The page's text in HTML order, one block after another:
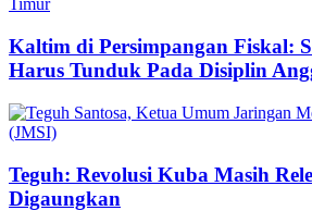
Kaltim di Persimpangan Fiskal:
Harus Tunduk Pada Disiplin
Teguh: Revolusi Kuba Masih
Digaungkan